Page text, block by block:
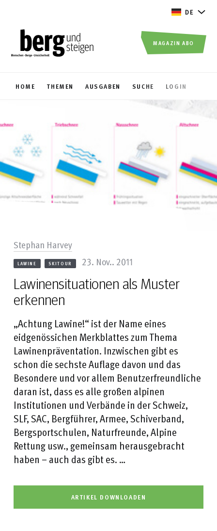
DE
HOME THEMEN AUSGABEN SUCHE LOGIN
MAGAZIN ABO
Lawinensituationen als Muster
erkennen
LAWINE SKITOUR 23. Nov.. 2011
Stephan Harvey
„Achtung Lawine!“ ist der Name eines
eidgenössichen Merkblattes zum Thema
Lawinenpräventation. Inzwischen gibt es
schon die sechste Auflage davon und das
Besondere und vor allem Benutzerfreundliche
daran ist, dass es alle großen alpinen
Institutionen und Verbände in der Schweiz,
SLF, SAC, Bergführer, Armee, Schiverband,
Bergsportschulen, Naturfreunde, Alpine
Rettung usw., gemeinsam herausgebracht
haben – auch das gibt es. …
ARTIKEL DOWNLOADEN